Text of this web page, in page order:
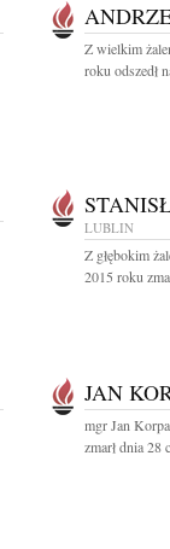
Z wielkim
roku odszedł
LUBLIN
Z głębokim
2015 roku
JAN
mgr Jan
zmarł dnia 28